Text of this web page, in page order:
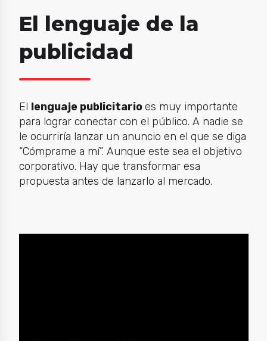
El lenguaje de la
publicidad
El lenguaje publicitarioes muy importante
para lograr conectar con el público. A nadie se
le ocurriría lanzar un anuncio en el que se diga
“Cómprame a mí”. Aunque este sea el objetivo
corporativo. Hay que transformar esa
propuesta antes de lanzarlo al mercado.